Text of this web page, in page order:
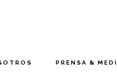
PRENSA &